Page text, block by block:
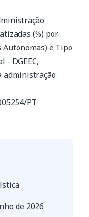
(%) por
Autónomas) e Tipo
- DGEEC,
administração
PT
de 2026